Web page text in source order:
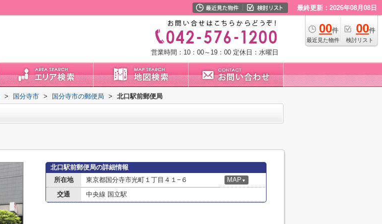
最終更新：2026年08月08日
00件
最近見た物件
00件
検討リスト
営業時間：10：00～19：00 定休日：水曜日
> 国分寺市 > 国分寺市の郵便局 > 北口駅前郵便局
北口駅前郵便局の詳細情報
所在地
東京都国分寺市光町１丁目４１−６ MAP ▼
交通 中央線 国立駅